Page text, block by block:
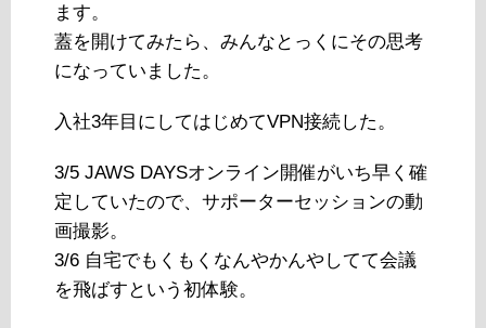
ます。
蓋を開けてみたら、みんなとっくにその思考
になっていました。
入社3年目にしてはじめてVPN接続した。
3/5 JAWS DAYSオンライン開催がいち早く確
定していたので、サポーターセッションの動
画撮影。
3/6 自宅でもくもくなんやかんやしてて会議
を飛ばすという初体験。